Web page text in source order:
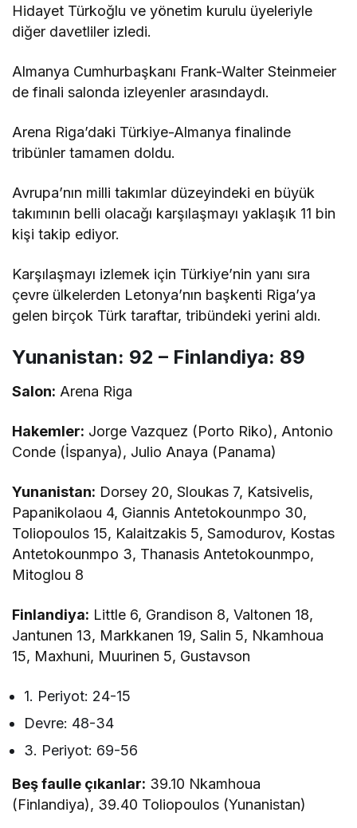
Hidayet Türkoğlu ve yönetim kurulu üyeleriyle
diğer davetliler izledi.
Almanya Cumhurbaşkanı Frank-Walter Steinmeier
de finali salonda izleyenler arasındaydı.
Arena Riga’daki Türkiye-Almanya finalinde
tribünler tamamen doldu.
Avrupa’nın milli takımlar düzeyindeki en büyük
takımının belli olacağı karşılaşmayı yaklaşık 11 bin
kişi takip ediyor.
Karşılaşmayı izlemek için Türkiye’nin yanı sıra
çevre ülkelerden Letonya’nın başkenti Riga’ya
gelen birçok Türk taraftar, tribündeki yerini aldı.
Yunanistan: 92 – Finlandiya: 89
Salon: Arena Riga
Hakemler: Jorge Vazquez (Porto Riko), Antonio
Conde (İspanya), Julio Anaya (Panama)
Yunanistan: Dorsey 20, Sloukas 7, Katsivelis,
Papanikolaou 4, Giannis Antetokounmpo 30,
Toliopoulos 15, Kalaitzakis 5, Samodurov, Kostas
Antetokounmpo 3, Thanasis Antetokounmpo,
Mitoglou 8
Finlandiya: Little 6, Grandison 8, Valtonen 18,
Jantunen 13, Markkanen 19, Salin 5, Nkamhoua
15, Maxhuni, Muurinen 5, Gustavson
1. Periyot: 24-15
Devre: 48-34
3. Periyot: 69-56
Beş faulle çıkanlar: 39.10 Nkamhoua
(Finlandiya), 39.40 Toliopoulos (Yunanistan)